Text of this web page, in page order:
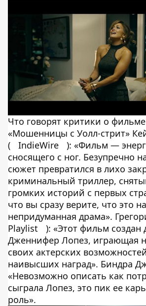
Что говорят критики о фильме
«Мошенницы с Уолл-стрит»
(
IndieWire
): «Фильм —
сносящего с ног. Безупречно
сюжет превратился в лихо
криминальный триллер,
громких историй с первых
что вы сразу верите, что это
непридуманная драма».
Playlist
): «Этот фильм создан
Дженнифер Лопез, играющая
своих актерских
наивысших наград». Биндра
«Невозможно описать как
сыграла Лопез, это пик ее
роль».